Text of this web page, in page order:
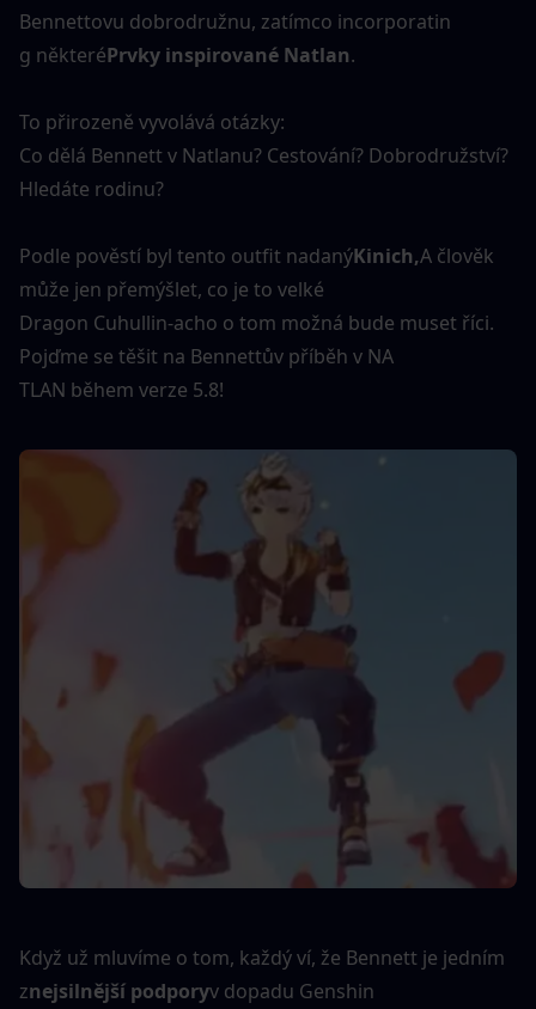
Bennettovu dobrodružnu, zatímco incorporatin
g některéPrvky inspirované Natlan.
To přirozeně vyvolává otázky:
Co dělá Bennett v Natlanu? Cestování? Dobrodružství?
Hledáte rodinu?
Podle pověstí byl tento outfit nadanýKinich,A člověk
může jen přemýšlet, co je to velké
Dragon Cuhullin-acho o tom možná bude muset říci.
Pojďme se těšit na Bennettův příběh v NA
TLAN během verze 5.8!
Když už mluvíme o tom, každý ví, že Bennett je jedním
znejsilnější podporyv dopadu Genshin